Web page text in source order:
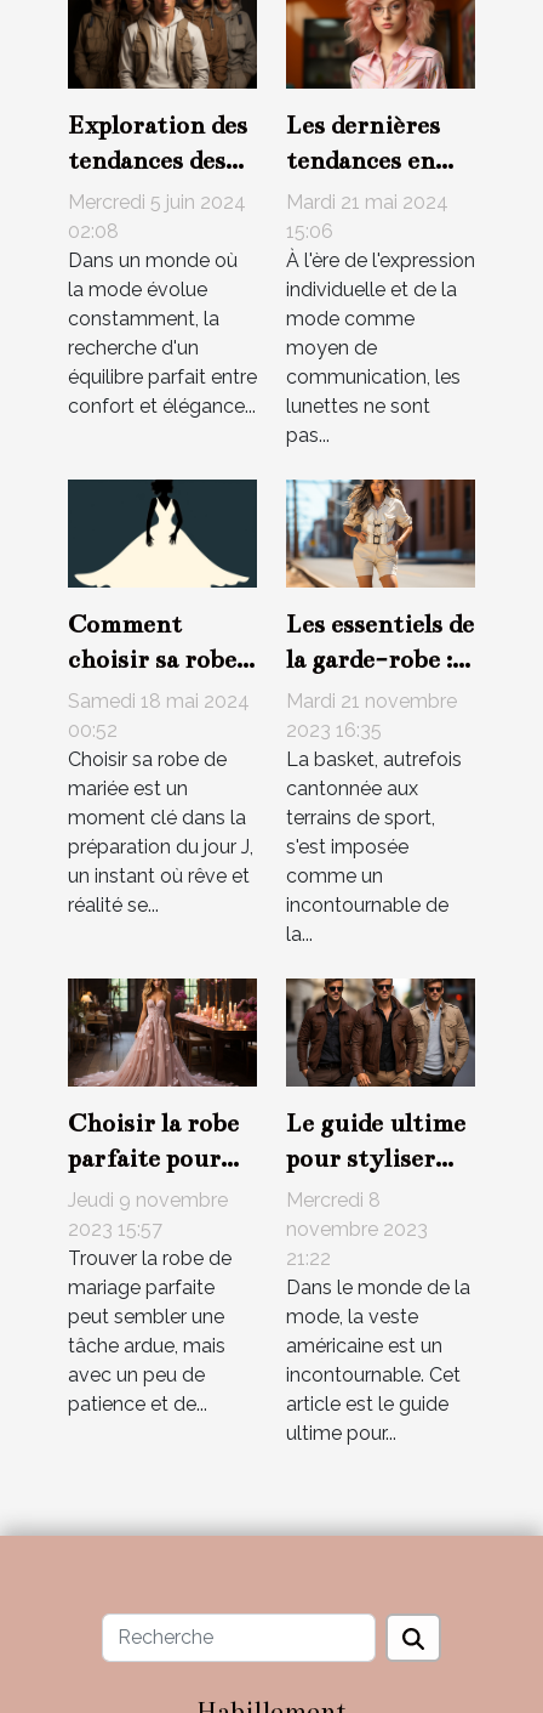
Exploration des
tendances des
combishorts
pour hommes et
femmes :
confort et style
au quotidien
Mercredi 5 juin 2024
02:08
Dans un monde où
la mode évolue
constamment, la
recherche d'un
équilibre parfait entre
confort et élégance...
Les dernières
tendances en
matière de
lunettes pour
adolescents en
2023
Mardi 21 mai 2024
15:06
À l'ère de l'expression
individuelle et de la
mode comme
moyen de
communication, les
lunettes ne sont
pas...
Comment
choisir sa robe
de mariée selon
sa morphologie :
conseils et
astuces
Samedi 18 mai 2024
00:52
Choisir sa robe de
mariée est un
moment clé dans la
préparation du jour J,
un instant où rêve et
réalité se...
Les essentiels de
la garde-robe :
Comment
styliser vos
baskets pour
toute occasion
Mardi 21 novembre
2023 16:35
La basket, autrefois
cantonnée aux
terrains de sport,
s'est imposée
comme un
incontournable de
la...
Choisir la robe
parfaite pour
votre mariage
Jeudi 9 novembre
2023 15:57
Trouver la robe de
mariage parfaite
peut sembler une
tâche ardue, mais
avec un peu de
patience et de...
Le guide ultime
pour styliser
votre veste
américaine
Mercredi 8
novembre 2023
21:22
Dans le monde de la
mode, la veste
américaine est un
incontournable. Cet
article est le guide
ultime pour...